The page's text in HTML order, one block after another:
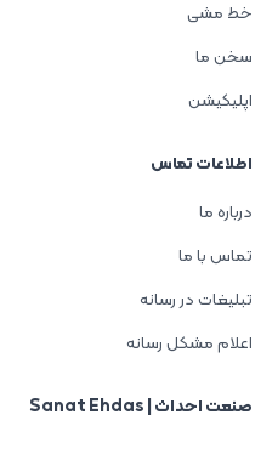
خط مشی
سخن ما
اپلیکیشن
اطلاعات تماس
درباره ما
تماس با ما
تبلیغات در رسانه
اعلام مشکل رسانه
صنعت احداث | Sanat Ehdas